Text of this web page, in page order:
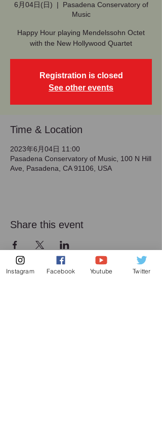
6月04日(日)
  |
Pasadena Conservatory of
Music
Happy Hour playing Mendelssohn Octet
with the New Hollywood Quartet
Registration is closed
See other events
Time & Location
2023年6月04日 11:00
Pasadena Conservatory of Music, 100 N Hill
Ave, Pasadena, CA 91106, USA
Share this event
Instagram Facebook Youtube Twitter